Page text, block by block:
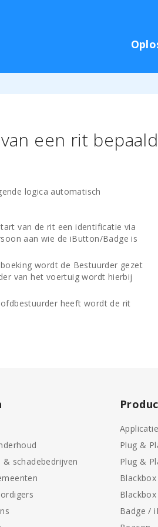
een rit bepaald
logica automatisch
van de rit een identificatie via
aan wie de iButton/Badge is
wordt de Bestuurder gezet
van het voertuig wordt hierbij
heeft wordt de rit
& schadebedrijven
Applicatie
Plug &
Plug &
Blackbox
Badge /